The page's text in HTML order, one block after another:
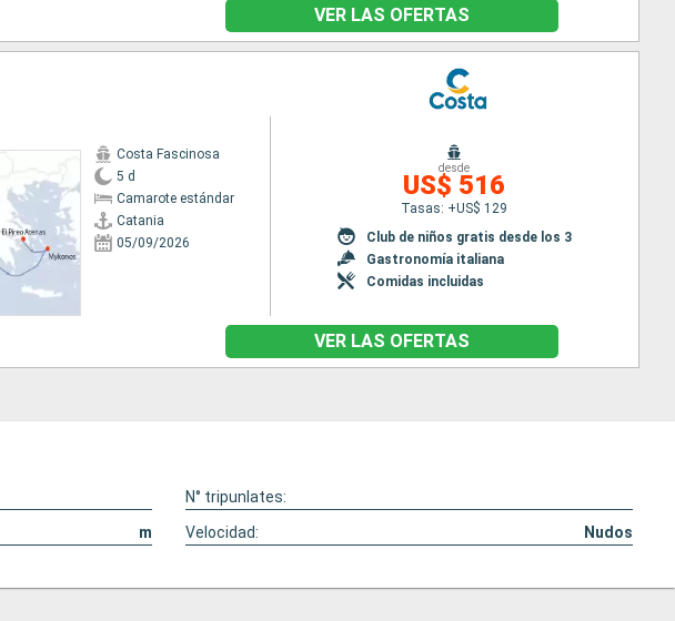
VER LAS OFERTAS
Costa Fascinosa
5 d
Camarote estándar
Catania
05/09/2026
desde
US$ 516
Tasas: +US$ 129
Club de niños gratis desde los 3
Gastronomía italiana
Comidas incluidas
VER LAS OFERTAS
N° tripunlates:
m Velocidad: Nudos